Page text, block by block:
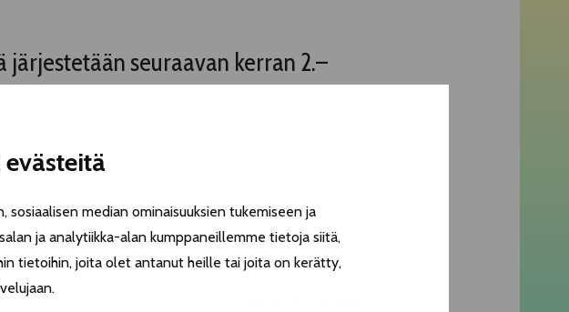
median ominaisuuksien tukemiseen ja
ja analytiikka-alan kumppaneillemme tietoja siitä,
tietoihin, joita olet antanut heille tai joita on kerätty,
seuraavan kerran 2.–
elokuun alussa pidettävää Teatterikesää ei
2.–8.8.2021.
ratkaisu. Vallitsevassa tilanteessa on ennen kaikkea
tulevaisuudessa. Tapahtuman siirtäminen
Teatterikesän toiminnanjohtaja